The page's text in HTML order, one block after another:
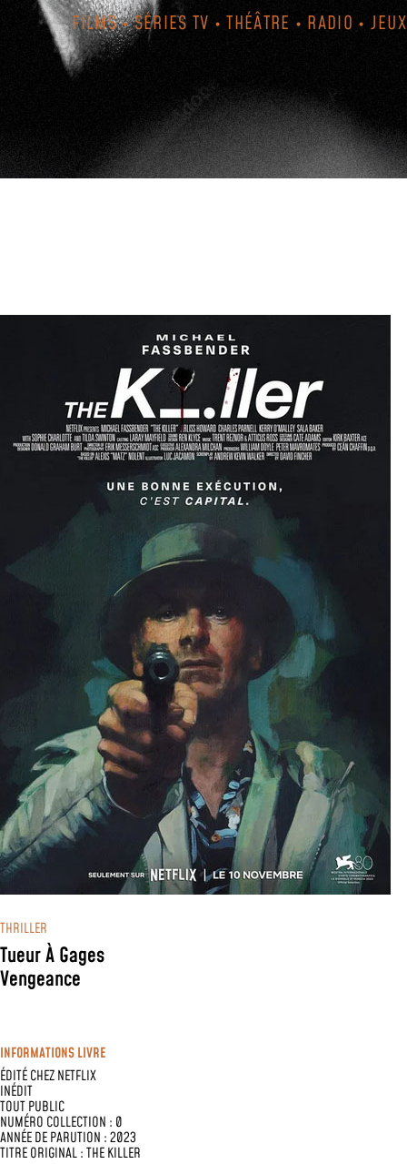
FILMS • SÉRIES TV • THÉÂTRE • RADIO • JEUX
THRILLER
Tueur À Gages
Vengeance
INFORMATIONS LIVRE
ÉDITÉ CHEZNETFLIX
INÉDIT
TOUT PUBLIC
NUMÉRO COLLECTION : 0
ANNÉE DE PARUTION : 2023
TITRE ORIGINAL : THE KILLER